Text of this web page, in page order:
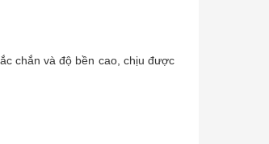
chắn và độ bền cao, chịu được